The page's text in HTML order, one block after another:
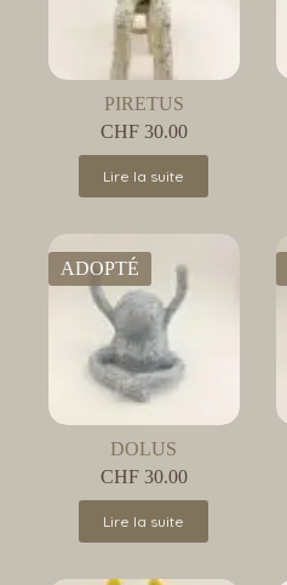
PIRETUS
CHF30.00
Lire la suite
ADOPTÉ
DOLUS
CHF30.00
Lire la suite